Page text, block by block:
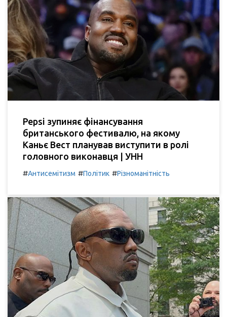
Pepsi зупиняє фінансування
британського фестивалю, на якому
Каньє Вест планував виступити в ролі
головного виконавця | УНН
#Антисемітизм #Політик #Різноманітність